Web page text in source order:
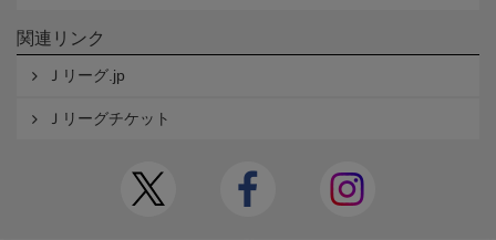
関連リンク
Ｊリーグ.jp
Ｊリーグチケット